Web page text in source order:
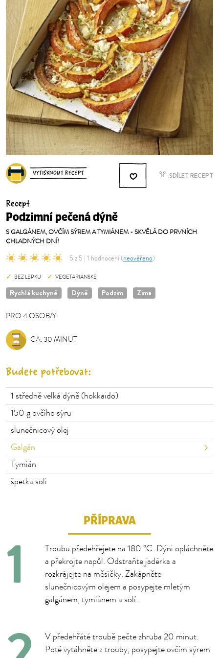
VYTISKNOUT RECEPT SDÍLET RECEPT
Recept
Podzimní pečená dýně
S GALGÁNEM, OVČÍM SÝREM A TYMIÁNEM - SKVĚLÁ DO PRVNÍCH
CHLADNÝCH DNÍ!
5 z 5 | 1 hodnocení (neověřeno)
BEZ LEPKU VEGETARIÁNSKÉ
Rychlá kuchyně Dýně Podzim Zima
PRO4OSOB/Y
OSOB/Y
CA. 30 MINUT
Budete potřebovat:
1 středně velká dýně (hokkaido)
150 g ovčího sýru
slunečnicový olej
Galgán
Tymián
špetka soli
PŘÍPRAVA
Troubu předehřejete na 180 °C. Dýni opláchněte
a překrojte napůl. Odstraňte jadérka a
rozkrájejte na měsíčky. Zakápněte
slunečnicovým olejem a posypejte mletým
galgánem, tymiánem a solí.
V předehřáté troubě pečte zhruba 20 minut.
Poté vytáhněte z trouby, posypejte ovčím sýrem